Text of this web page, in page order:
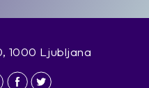
1000 Ljubljana